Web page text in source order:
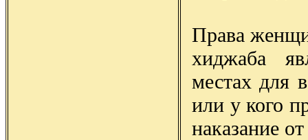
Права
хиджаба
местах для
или у кого
наказание